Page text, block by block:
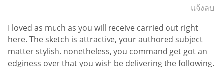
แจ้งลบ
I loved as much as you will receive carried out right
here. The sketch is attractive, your authored subject
matter stylish. nonetheless, you command get got an
edginess over that you wish be delivering the following.